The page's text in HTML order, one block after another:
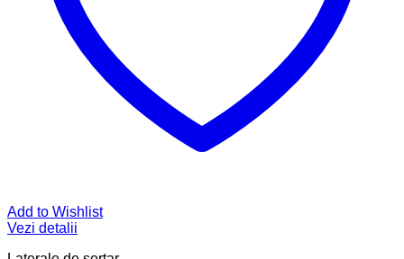
Add to Wishlist
Vezi detalii